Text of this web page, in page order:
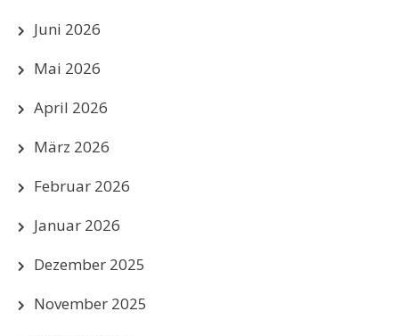
Juni 2026
Mai 2026
April 2026
März 2026
Februar 2026
Januar 2026
Dezember 2025
November 2025